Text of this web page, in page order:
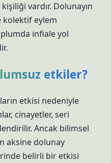
vardır. Dolunayın
kolektif eylem
infiale yol
etkiler?
etkisi nedeniyle
cinayetler, seri
Ancak bilimsel
aksine dolunay
belirli bir etkisi